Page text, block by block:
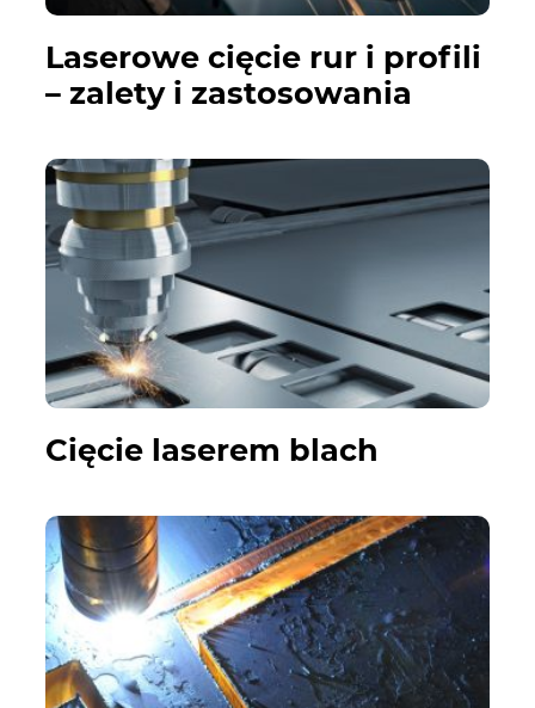
Laserowe cięcie rur i profili
– zalety i zastosowania
Cięcie laserem blach